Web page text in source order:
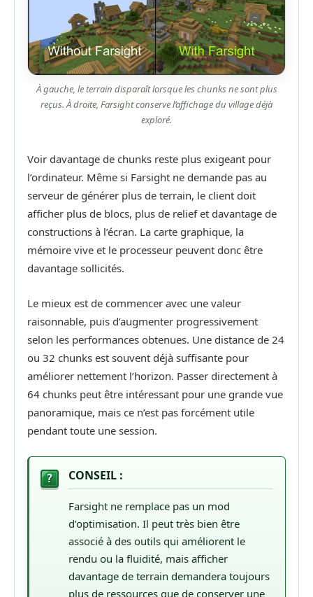
À gauche, le terrain disparaît lorsque les chunks ne sont plus
reçus. À droite, Farsight conserve l’affichage du village déjà
exploré.
Voir davantage de chunks reste plus exigeant pour
l’ordinateur. Même si Farsight ne demande pas au
serveur de générer plus de terrain, le client doit
afficher plus de blocs, plus de relief et davantage de
constructions à l’écran. La carte graphique, la
mémoire vive et le processeur peuvent donc être
davantage sollicités.
Le mieux est de commencer avec une valeur
raisonnable, puis d’augmenter progressivement
selon les performances obtenues. Une distance de 24
ou 32 chunks est souvent déjà suffisante pour
améliorer nettement l’horizon. Passer directement à
64 chunks peut être intéressant pour une grande vue
panoramique, mais ce n’est pas forcément utile
pendant toute une session.
CONSEIL :
Farsight ne remplace pas un mod
d’optimisation. Il peut très bien être
associé à des outils qui améliorent le
rendu ou la fluidité, mais afficher
davantage de terrain demandera toujours
plus de ressources que de conserver une